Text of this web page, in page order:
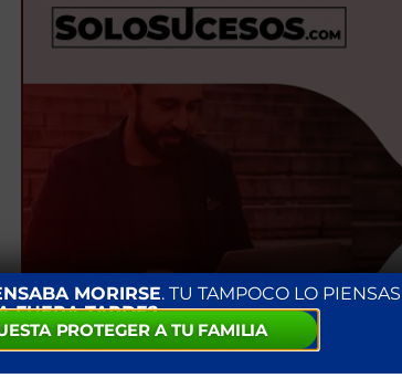
MORIRSE. TU TAMPOCO LO PIENSAS
FUERA TARDE?
PROTEGER A TU FAMILIA